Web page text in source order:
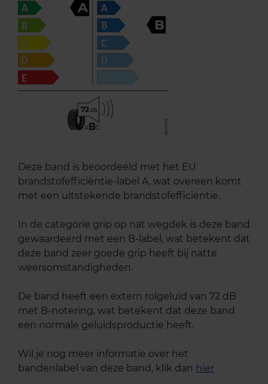
A
B
72
ABC
Deze band is beoordeeld met het EU
brandstofefficiëntie-label A, wat overeen komt
met een uitstekende brandstofefficiëntie.
In de categorie grip op nat wegdek is deze band
gewaardeerd met een B-label, wat betekent dat
deze band zeer goede grip heeft bij natte
weersomstandigheden.
De band heeft een extern rolgeluid van 72 dB
met B-notering, wat betekent dat deze band
een normale geluidsproductie heeft.
Wil je nog meer informatie over het
bandenlabel van deze band, klik dan hier